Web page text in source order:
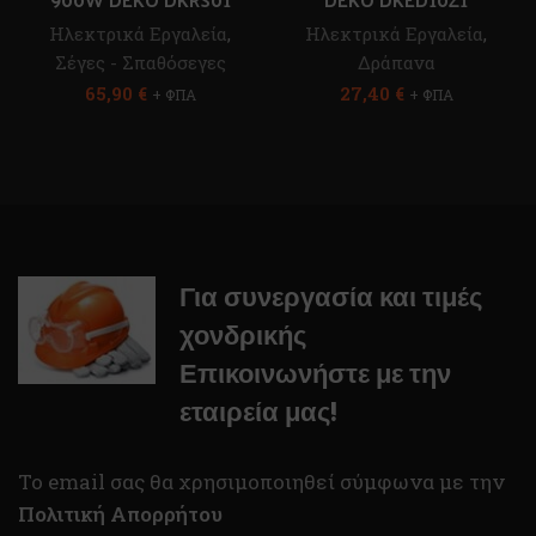
Ηλεκτρικά Εργαλεία,
Σέγες - Σπαθόσεγες
65,90 € + ΦΠΑ
Ηλεκτρικά Εργαλεία,
Δράπανα
27,40 € + ΦΠΑ
Για συνεργασία και τιμές
χονδρικής
Επικοινωνήστε με την
εταιρεία μας!
To email σας θα χρησιμοποιηθεί σύμφωνα με την
Πολιτική Απορρήτου